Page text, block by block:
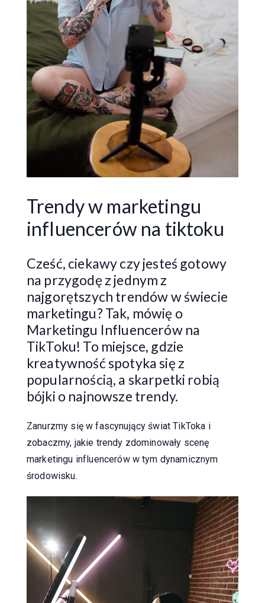
Trendy w marketingu
influencerów na tiktoku
Cześć, ciekawy czy jesteś gotowy
na przygodę z jednym z
najgorętszych trendów w świecie
marketingu? Tak, mówię o
Marketingu Influencerów na
TikToku! To miejsce, gdzie
kreatywność spotyka się z
popularnością, a skarpetki robią
bójki o najnowsze trendy.
Zanurzmy się w fascynujący świat TikToka i
zobaczmy, jakie trendy zdominowały scenę
marketingu influencerów w tym dynamicznym
środowisku.